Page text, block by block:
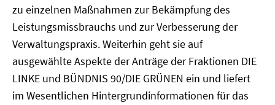
zu einzelnen Maßnahmen zur Bekämpfung des
Leistungsmissbrauchs und zur Verbesserung der
Verwaltungspraxis. Weiterhin geht sie auf
ausgewählte Aspekte der Anträge der Fraktionen DIE
LINKE und BÜNDNIS 90/DIE GRÜNEN ein und liefert
im Wesentlichen Hintergrundinformationen für das